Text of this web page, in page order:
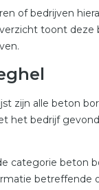
of bedrijven
toont deze
zijn alle beton
het bedrijf
categorie beton
betreffende